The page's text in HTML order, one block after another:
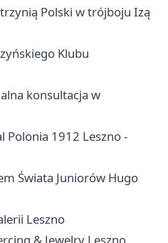
Polski w trójboju Izą
Klubu
konsultacja w
Polonia 1912 Leszno-
Świata Juniorów Hugo
Leszno